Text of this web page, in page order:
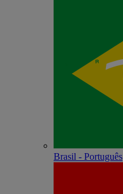
Brasil - Português